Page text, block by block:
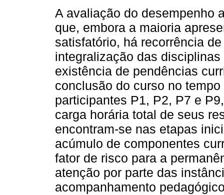
A avaliação do desempenho
que, embora a maioria
satisfatório, há recorrência
integralização das
existência de pendências
conclusão do curso no
participantes P1, P2, P7 e
carga horária total de seus
encontram-se nas etapas
acúmulo de componentes
fator de risco para a
atenção por parte das
acompanhamento